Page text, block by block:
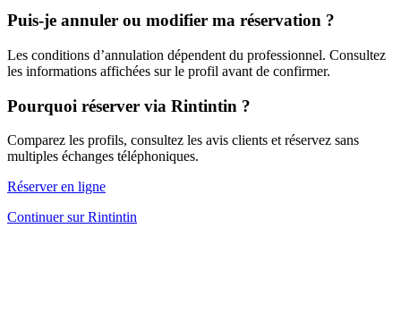
Puis-je annuler ou modifier ma réservation ?
Les conditions d’annulation dépendent du professionnel. Consultez
les informations affichées sur le profil avant de confirmer.
Pourquoi réserver via Rintintin ?
Comparez les profils, consultez les avis clients et réservez sans
multiples échanges téléphoniques.
Réserver en ligne
Continuer sur Rintintin